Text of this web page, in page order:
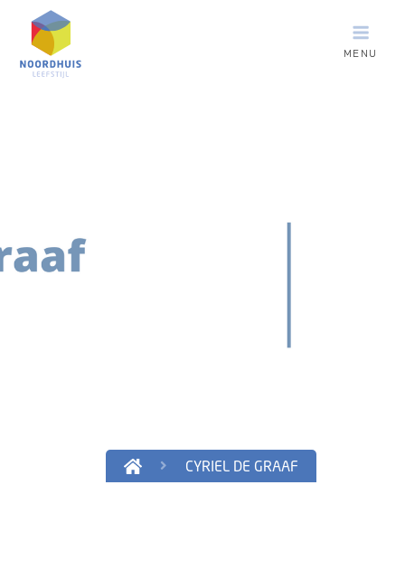
MENU
CYRIEL DE GRAAF